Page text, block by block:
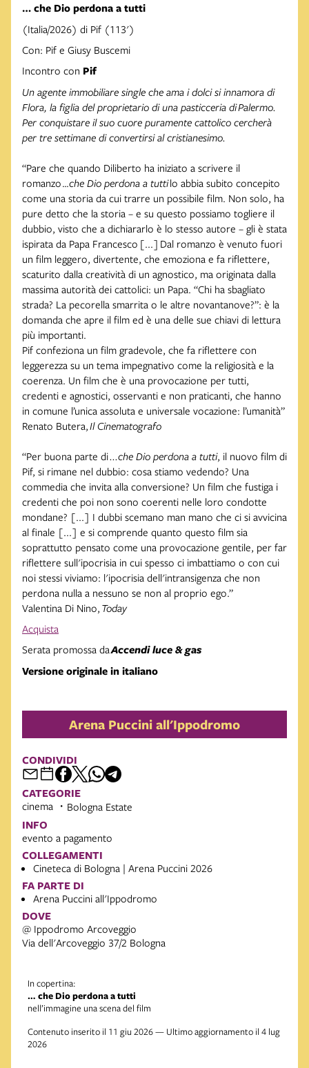
… che Dio perdona a tutti
(Italia/2026) di Pif (113')
Con: Pif e Giusy Buscemi
Incontro con Pif
Un agente immobiliare single che ama i dolci si innamora di
Flora, la figlia del proprietario di una pasticceria diPalermo.
Per conquistare il suo cuore puramente cattolico cercherà
per tre settimane di convertirsi al cristianesimo.
“Pare che quando Diliberto ha iniziato a scrivere il
romanzo…che Dio perdona a tuttilo abbia subito concepito
come una storia da cui trarre un possibile film. Non solo, ha
pure detto che la storia – e su questo possiamo togliere il
dubbio, visto che a dichiararlo è lo stesso autore – gli è stata
ispirata da Papa Francesco [...] Dal romanzo è venuto fuori
un film leggero, divertente, che emoziona e fa riflettere,
scaturito dalla creatività di un agnostico, ma originata dalla
massima autorità dei cattolici: un Papa. “Chi ha sbagliato
strada? La pecorella smarrita o le altre novantanove?”: è la
domanda che apre il film ed è una delle sue chiavi di lettura
più importanti.
Pif confeziona un film gradevole, che fa riflettere con
leggerezza su un tema impegnativo come la religiosità e la
coerenza. Un film che è una provocazione per tutti,
credenti e agnostici, osservanti e non praticanti, che hanno
in comune l’unica assoluta e universale vocazione: l’umanità”
Renato Butera,Il Cinematografo
“Per buona parte di...che Dio perdona a tutti, il nuovo film di
Pif, si rimane nel dubbio: cosa stiamo vedendo? Una
commedia che invita alla conversione? Un film che fustiga i
credenti che poi non sono coerenti nelle loro condotte
mondane? [...] I dubbi scemano man mano che ci si avvicina
al finale [...] e si comprende quanto questo film sia
soprattutto pensato come una provocazione gentile, per far
riflettere sull'ipocrisia in cui spesso ci imbattiamo o con cui
noi stessi viviamo: l'ipocrisia dell'intransigenza che non
perdona nulla a nessuno se non al proprio ego.”
Valentina Di Nino, Today
Acquista
Serata promossa daAccendi luce & gas
Versione originale in italiano
Arena Puccini all'Ippodromo
CONDIVIDI
CATEGORIE
cinema Bologna Estate
INFO
evento a pagamento
COLLEGAMENTI
Cineteca di Bologna | Arena Puccini 2026
FA PARTE DI
Arena Puccini all'Ippodromo
DOVE
@ Ippodromo Arcoveggio
Via dell'Arcoveggio 37/2 Bologna
In copertina:
… che Dio perdona a tutti
nell’immagine una scena del film
Contenuto inserito il 11 giu 2026 — Ultimo aggiornamento il 4 lug
2026